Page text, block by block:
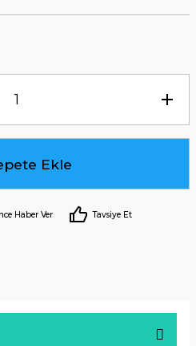
Ekle
Haber Ver Tavsiye Et